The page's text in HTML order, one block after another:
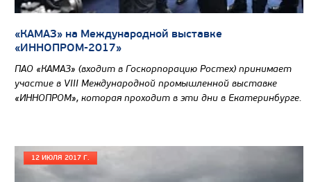
Цена по запросу
Производитель
Экологический класс
Направление разгрузки
Колесная формула
«КАМАЗ» на Международной выставке
«ИННОПРОМ-2017»
ПАО «КАМАЗ» (входит в Госкорпорацию Ростех) принимает
участие в VIII Международной промышленной выставке
«ИННОПРОМ», которая проходит в эти дни в Екатеринбурге.
12 ИЮЛЯ 2017 Г.